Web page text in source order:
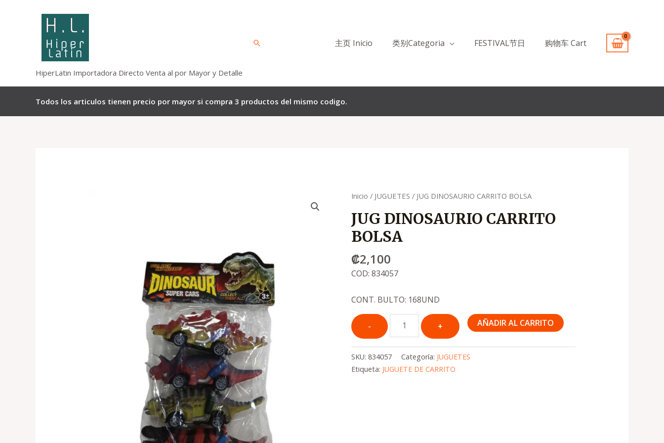
HiperLatin Importadora Directo Venta al por Mayor y Detalle
Buscar 主页 Inicio 类别Categoria FESTIVAL节日 购物车 Cart
Todos los articulos tienen precio por mayor si compra 3 productos del mismo codigo.
Inicio / JUGUETES / JUG DINOSAURIO CARRITO BOLSA
JUG DINOSAURIO CARRITO
BOLSA
₡2,100
COD: 834057
CONT. BULTO: 168UND
Quantity
AÑADIR AL CARRITO
SKU:834057 Categoría: JUGUETES
Etiqueta: JUGUETE DE CARRITO